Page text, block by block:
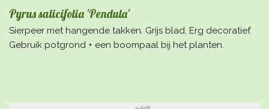
Pyrus salicifolia 'Pendula'
Sierpeer met hangende takken. Grijs blad. Erg decoratief.
Gebruik potgrond + een boompaal bij het planten.